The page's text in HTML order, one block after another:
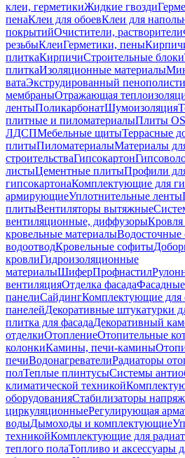
клеи, герметикиЖидкие гвозди
пенаКлеи для обоевКлеи для
покрытийОчистители, растворители
резьбыКлеиГерметики, пены
плиткаКирпичиСтроительные блоки
плиткаИзоляционные материалы
ватаЭкструдированный
мембраныОтражающая
лентыПоликарбонатШумоизоляция
плитные и пиломатериалыПлиты
ЛДСПМебельные щитыТеррасные
плитыПиломатериалыМатериалы
строительстваГипсокартон
листыЦементные плитыПрофили
гипсокартонаКомплектующие для
армирующиеУплотнительные ленты
плитыВентиляторы вытяжные
вентиляционные, диффузорыКровля
кровельные материалыВодосточные
водоотводКровельные софиты
кровлиГидроизоляционные
материалыШиферПрофнастил
вентиляцияОтделка фасадаФасадные
панелиСайдингКомплектующие для
панелейДекоративные штукатурки
плитка для фасадаДекоративный
отделкиОтоплениеОтопительные
колонкиКамины, печи-камины
печиВодонагревателиРадиаторы
полТеплые плинтусыСистемы
климатической техникой
оборудованияСтабилизаторы
циркуляционныеРегулирующая
водыДымоходы и комплектующие
техникойКомплектующие для
теплого полаТопливо и аксессуары